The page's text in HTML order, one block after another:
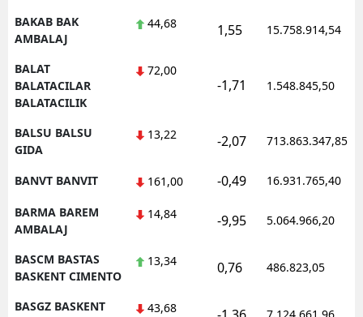
BAKAB BAK
AMBALAJ
44,68 1,55 15.758.914,54
BALAT
BALATACILAR
BALATACILIK
72,00
-1,71 1.548.845,50
BALSU BALSU
GIDA
13,22 -2,07 713.863.347,85
BANVT BANVIT 161,00 -0,49 16.931.765,40
BARMA BAREM
AMBALAJ
14,84 -9,95 5.064.966,20
BASCM BASTAS
BASKENT CIMENTO
13,34 0,76 486.823,05
BASGZ BASKENT
43,68